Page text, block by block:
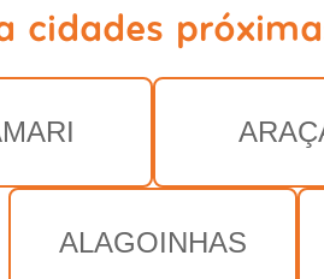
cidades
ALAGOINHAS